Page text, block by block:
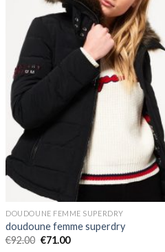
DOUDOUNE FEMME SUPERDRY
doudoune femme superdry
€92.00 €71.00